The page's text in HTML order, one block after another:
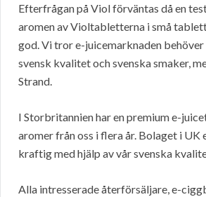
Efterfrågan på Viol förväntas då en
aromen av Violtabletterna i små
god. Vi tror e-juicemarknaden
svensk kvalitet och svenska smaker,
Strand.
I Storbritannien har en premium e-
aromer från oss i flera år. Bolaget i UK
kraftig med hjälp av vår svenska
Alla intresserade återförsäljare, e-